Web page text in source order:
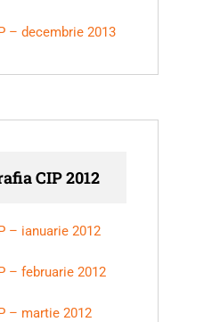
– decembrie 2013
CIP 2012
– ianuarie 2012
– februarie 2012
– martie 2012